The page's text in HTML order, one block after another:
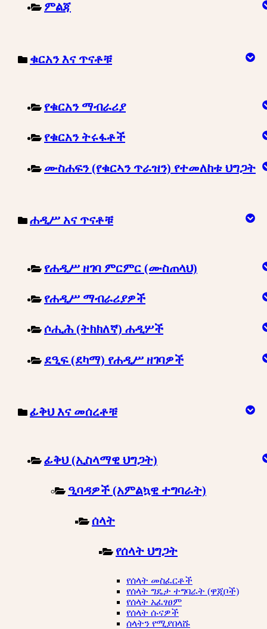
ምልጃ
ቁርአን እና ጥናቶቹ
የቁርአን ማብራሪያ
የቁርአን ትሩፋቶች
ሙስሐፍን (የቁርኣን ጥራዝን) የተመለከቱ ህግጋት
ሐዲሥ አና ጥናቶቹ
የሐዲሥ ዘገባ ምርምር (ሙስጠላህ)
የሐዲሥ ማብራሪያዎች
ሶሒሕ (ትክክለኛ) ሐዲሦች
ደዒፍ (ደካማ) የሐዲሥ ዘገባዎች
ፊቅህ እና መሰረቶቹ
ፊቅህ (ኢስላማዊ ህግጋት)
ዒባዳዎች (አምልኳዊ ተግባራት)
ሰላት
የሰላት ህግጋት
የሰላት መስፈርቶች
የሰላት ግዴታ ተግባራት (ዋጂቦች)
የሰላት አፈፃፀም
የሰላት ሱናዎች
ሰላትን የሚያበላሹ